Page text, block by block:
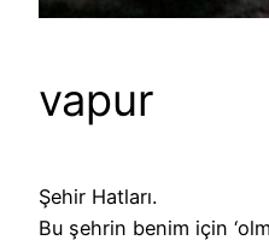
vapur
Şehir Hatları.
Bu şehrin benim için